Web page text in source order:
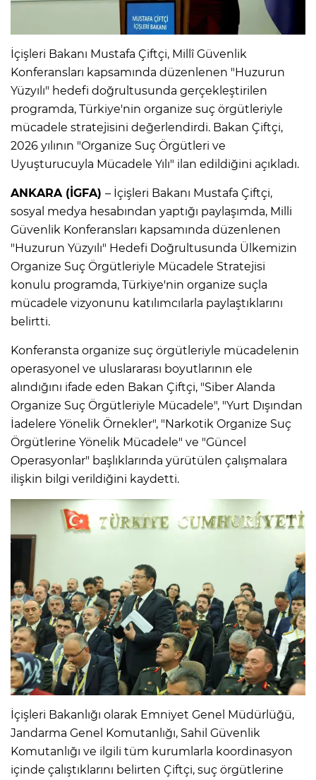
İçişleri Bakanı Mustafa Çiftçi, Millî Güvenlik
Konferansları kapsamında düzenlenen "Huzurun
Yüzyılı" hedefi doğrultusunda gerçekleştirilen
programda, Türkiye'nin organize suç örgütleriyle
mücadele stratejisini değerlendirdi. Bakan Çiftçi,
2026 yılının "Organize Suç Örgütleri ve
Uyuşturucuyla Mücadele Yılı" ilan edildiğini açıkladı.
ANKARA (İGFA) – İçişleri Bakanı Mustafa Çiftçi,
sosyal medya hesabından yaptığı paylaşımda, Milli
Güvenlik Konferansları kapsamında düzenlenen
"Huzurun Yüzyılı" Hedefi Doğrultusunda Ülkemizin
Organize Suç Örgütleriyle Mücadele Stratejisi
konulu programda, Türkiye'nin organize suçla
mücadele vizyonunu katılımcılarla paylaştıklarını
belirtti.
Konferansta organize suç örgütleriyle mücadelenin
operasyonel ve uluslararası boyutlarının ele
alındığını ifade eden Bakan Çiftçi, "Siber Alanda
Organize Suç Örgütleriyle Mücadele", "Yurt Dışından
İadelere Yönelik Örnekler", "Narkotik Organize Suç
Örgütlerine Yönelik Mücadele" ve "Güncel
Operasyonlar" başlıklarında yürütülen çalışmalara
ilişkin bilgi verildiğini kaydetti.
İçişleri Bakanlığı olarak Emniyet Genel Müdürlüğü,
Jandarma Genel Komutanlığı, Sahil Güvenlik
Komutanlığı ve ilgili tüm kurumlarla koordinasyon
içinde çalıştıklarını belirten Çiftçi, suç örgütlerine